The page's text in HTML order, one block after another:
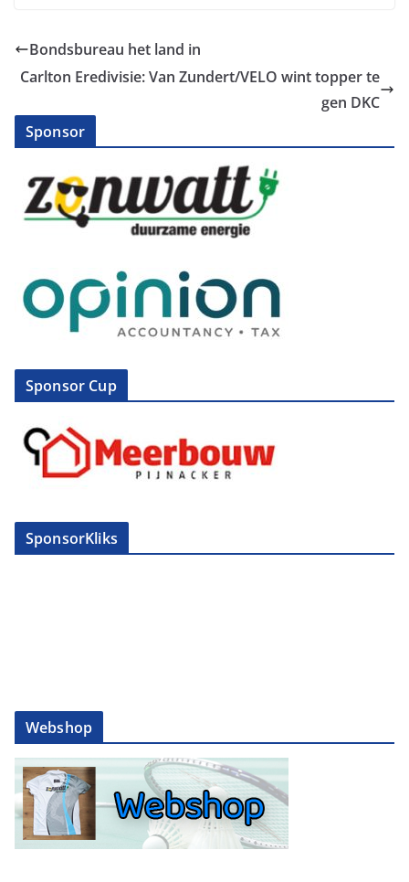
Bondsbureau het land in
Carlton Eredivisie: Van Zundert/VELO wint topper te
gen DKC
Sponsor
Sponsor Cup
SponsorKliks
Webshop